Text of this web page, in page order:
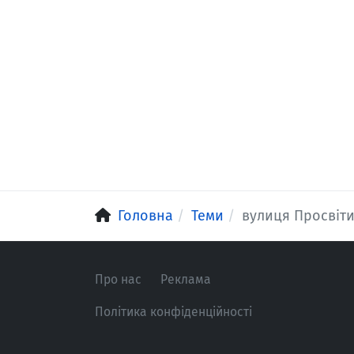
Головна Теми вулиця Просвіти
Про нас Реклама
Політика конфіденційності